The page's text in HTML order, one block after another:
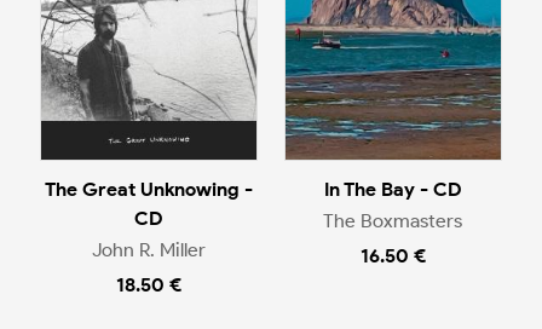
The Great Unknowing -
CD
John R. Miller
18.50 €
In The Bay - CD
The Boxmasters
16.50 €